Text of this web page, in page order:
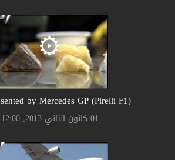
by Mercedes GP (Pirelli F1)
01 كانون الثاني 2013, 12:00 ص